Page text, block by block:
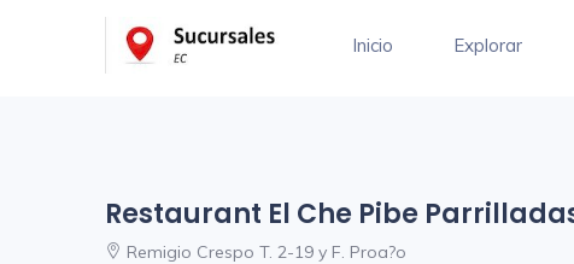
Inicio Explorar
Restaurant El Che Pibe
Remigio Crespo T. 2-19 y F. Proa?o